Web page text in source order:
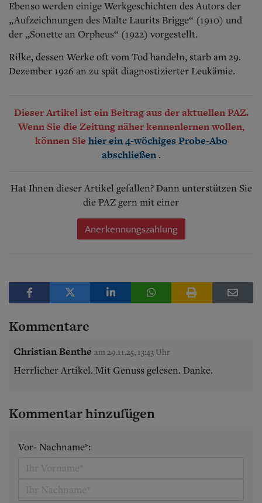
Ebenso werden einige Werkgeschichten des Autors der
„Aufzeichnungen des Malte Laurits Brigge“ (1910) und
der „Sonette an Orpheus“ (1922) vorgestellt.
Rilke, dessen Werke oft vom Tod handeln, starb am 29.
Dezember 1926 an zu spät diagnostizierter Leukämie.
Dieser Artikel ist ein Beitrag aus der aktuellen PAZ.
Wenn Sie die Zeitung näher kennenlernen wollen,
können Sie hier ein 4-wöchiges Probe-Abo
abschließen .
Hat Ihnen dieser Artikel gefallen? Dann unterstützen Sie
die PAZ gern mit einer
Anerkennungszahlung
Kommentare
Christian Benthe am 29.11.25, 13:43 Uhr
Herrlicher Artikel. Mit Genuss gelesen. Danke.
Kommentar hinzufügen
Vor- Nachname*: